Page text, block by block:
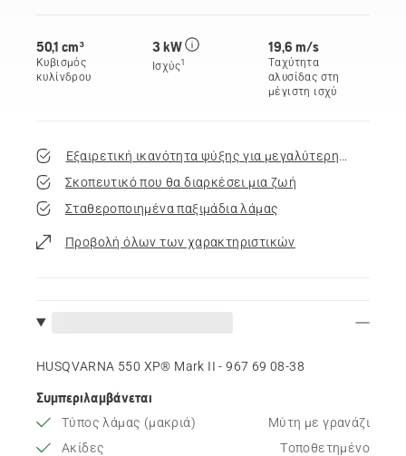
50,1 cm³
Κυβισμός
κυλίνδρου
3 kW
Ισχύς1
19,6 m/s
Ταχύτητα
αλυσίδας στη
μέγιστη ισχύ
Εξαιρετική ικανότητα ψύξης για μεγαλύτερη διάρκεια
Σκοπευτικό που θα διαρκέσει μια ζωή
Σταθεροποιημένα παξιμάδια λάμας
Προβολή όλων των χαρακτηριστικών
HUSQVARNA 550 XP® Mark II - 967 69 08‑38
Συμπεριλαμβάνεται
Τύπος λάμας (μακριά)
Μύτη με γρανάζι
Ακίδες
Τοποθετημένο